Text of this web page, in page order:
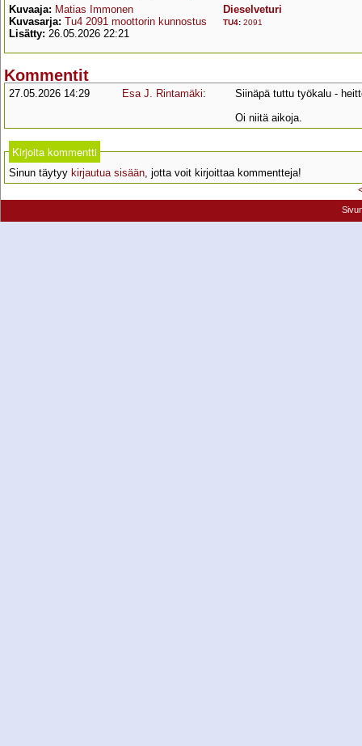
Kuvaaja: Matias Immonen
Kuvasarja: Tu4 2091 moottorin kunnostus
Lisätty: 26.05.2026 22:21
Dieselveturi
TU4: 2091
Kommentit
27.05.2026 14:29 Esa J. Rintamäki:
Siinäpä tuttu työkalu -
Oi niitä aikoja.
Kirjoita kommentti
Sinun täytyy kirjautua sisään, jotta voit kirjoittaa kommentteja!